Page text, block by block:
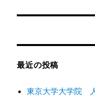
稿:
最近の投稿
東京大学大学院